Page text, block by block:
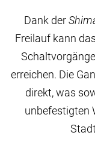
Dank der
Freilauf kann
erreichen. Die
direkt, was
unbefestigten